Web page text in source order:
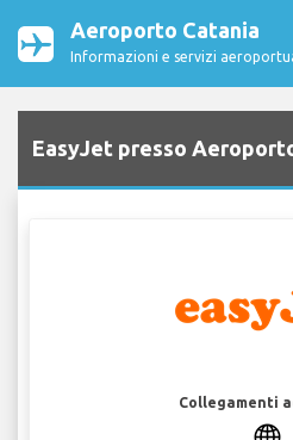
Aeroporto Catania
Informazioni e servizi
EasyJet presso
Collegamenti